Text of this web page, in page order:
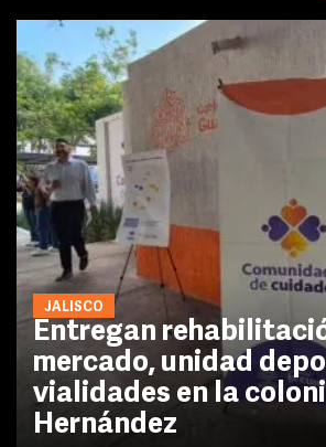
JALISCO
Entregan
mercado, unidad
vialidades en la
Hernández